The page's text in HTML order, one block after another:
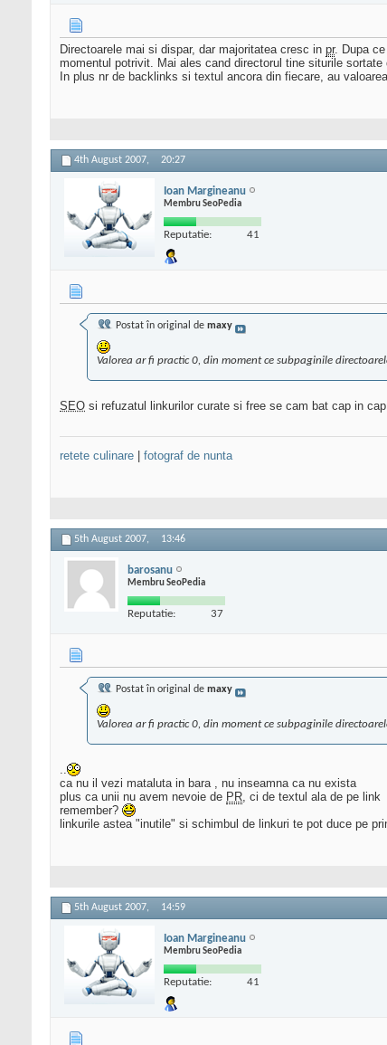
Directoarele mai si dispar, dar majoritatea cresc in pr. Dupa
momentul potrivit. Mai ales cand directorul tine siturile sortate
In plus nr de backlinks si textul ancora din fiecare, au
4th August 2007, 20:27
Ioan Margineanu
Membru SeoPedia
Reputatie: 41
Postat în original de maxy
Valorea ar fi practic 0, din moment ce subpaginile
SEO si refuzatul linkurilor curate si free se cam bat cap in cap
retete culinare fotograf de nunta
5th August 2007, 13:46
barosanu
Membru SeoPedia
Reputatie: 37
Postat în original de maxy
Valorea ar fi practic 0, din moment ce subpaginile
..
ca nu il vezi mataluta in bara , nu inseamna ca nu exista
plus ca unii nu avem nevoie de PR, ci de textul ala de pe link
remember?
linkurile astea "inutile" si schimbul de linkuri te pot duce pe
5th August 2007, 14:59
Ioan Margineanu
Membru SeoPedia
Reputatie: 41